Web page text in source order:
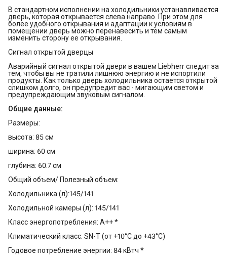
В стандартном исполнении на холодильники устанавливается
дверь, которая открывается слева направо. При этом для
более удобного открывания и адаптации к условиям в
помещении дверь можно перенавесить и тем самым
изменить сторону ее открывания.
Сигнал открытой дверцы
Аварийный сигнал открытой двери в вашем Liebherr следит за
тем, чтобы вы не тратили лишнюю энергию и не испортили
продукты. Как только дверь холодильника остается открытой
слишком долго, он предупредит вас - мигающим светом и
предупреждающим звуковым сигналом.
Общие данные:
Размеры:
высота: 85 см
ширина: 60 см
глубина: 60.7 см
Общий объем/ Полезный объем:
Холодильника (л):145/141
Холодильной камеры (л): 145/141
Класс энергопотребления: A++ *
Климатический класс: SN-T (от +10°С до +43°С)
Годовое потребление энергии: 84 кВтч *